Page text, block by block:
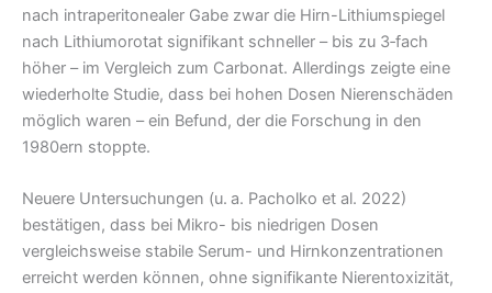
nach intraperitonealer Gabe zwar die Hirn-Lithiumspiegel
nach Lithiumorotat signifikant schneller – bis zu 3‑fach
höher – im Vergleich zum Carbonat. Allerdings zeigte eine
wiederholte Studie, dass bei hohen Dosen Nierenschäden
möglich waren – ein Befund, der die Forschung in den
1980ern stoppte.
Neuere Untersuchungen (u. a. Pacholko et al. 2022)
bestätigen, dass bei Mikro- bis niedrigen Dosen
vergleichsweise stabile Serum- und Hirnkonzentrationen
erreicht werden können, ohne signifikante Nierentoxizität,